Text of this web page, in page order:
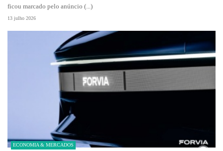
ficou marcado pelo anúncio (...)
13 julho 2026
ECONOMIA & MERCADOS